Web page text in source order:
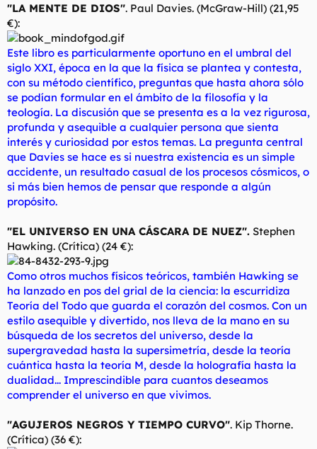
"LA MENTE DE DIOS". Paul Davies. (McGraw-Hill) (21,95
€):
Este libro es particularmente oportuno en el umbral del
siglo XXI, época en la que la física se plantea y contesta,
con su método científico, preguntas que hasta ahora sólo
se podían formular en el ámbito de la filosofía y la
teología. La discusión que se presenta es a la vez rigurosa,
profunda y asequible a cualquier persona que sienta
interés y curiosidad por estos temas. La pregunta central
que Davies se hace es si nuestra existencia es un simple
accidente, un resultado casual de los procesos cósmicos, o
si más bien hemos de pensar que responde a algún
propósito.
"EL UNIVERSO EN UNA CÁSCARA DE NUEZ". Stephen
Hawking. (Crítica) (24 €):
Como otros muchos físicos teóricos, también Hawking se
ha lanzado en pos del grial de la ciencia: la escurridiza
Teoría del Todo que guarda el corazón del cosmos. Con un
estilo asequible y divertido, nos lleva de la mano en su
búsqueda de los secretos del universo, desde la
supergravedad hasta la supersimetría, desde la teoría
cuántica hasta la teoría M, desde la holografía hasta la
dualidad... Imprescindible para cuantos deseamos
comprender el universo en que vivimos.
"AGUJEROS NEGROS Y TIEMPO CURVO". Kip Thorne.
(Crítica) (36 €):